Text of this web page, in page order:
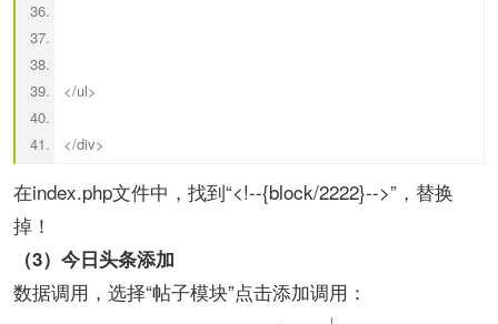
</ul>
</div>
在index.php文件中，找到“<!--{block/2222}-->”，替换
掉！
（3）今日头条添加
数据调用，选择“帖子模块”点击添加调用：